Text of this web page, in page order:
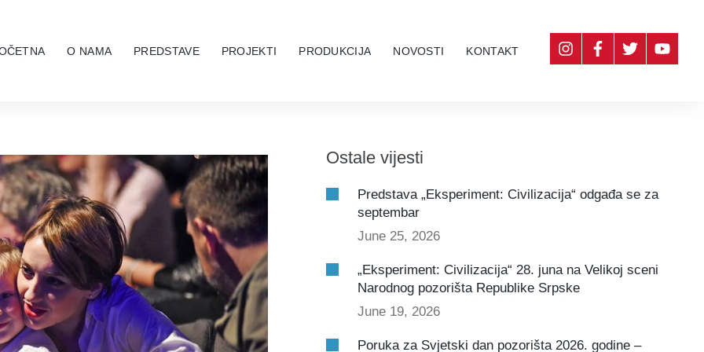
O NAMA PREDSTAVE PROJEKTI PRODUKCIJA NOVOSTI KONTAKT
Ostale vijesti
Predstava „Eksperiment: Civilizacija“ odgađa se za
septembar
June 25, 2026
„Eksperiment: Civilizacija“ 28. juna na Velikoj sceni
Narodnog pozorišta Republike Srpske
June 19, 2026
Poruka za Svjetski dan pozorišta 2026. godine –